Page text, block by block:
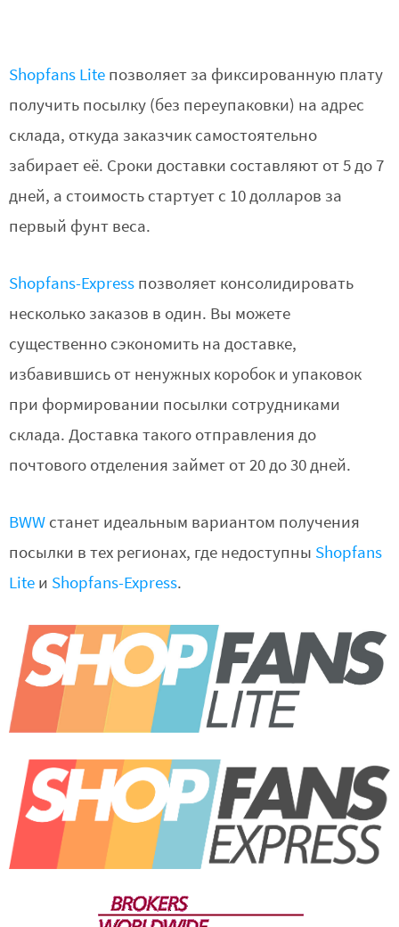
Shopfans Liteпозволяет за фиксированную плату
получить посылку (без переупаковки) на адрес
склада, откуда заказчик самостоятельно
забирает её. Сроки доставки составляют от 5 до 7
дней, а стоимость стартует с 10 долларов за
первый фунт веса.
Shopfans-Expressпозволяет консолидировать
несколько заказов в один. Вы можете
существенно сэкономить на доставке,
избавившись от ненужных коробок и упаковок
при формировании посылки сотрудниками
склада. Доставка такого отправления до
почтового отделения займет от 20 до 30 дней.
BWWстанет идеальным вариантом получения
посылки в тех регионах, где недоступны Shopfans
Liteи Shopfans-Express.